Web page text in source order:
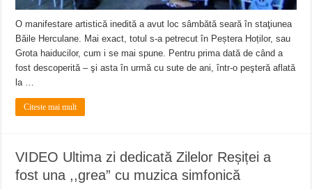
O manifestare artistică inedită a avut loc sâmbătă seară în staţiunea
Băile Herculane. Mai exact, totul s-a petrecut în Peștera Hoților, sau
Grota haiducilor, cum i se mai spune. Pentru prima dată de când a
fost descoperită – şi asta în urmă cu sute de ani, într-o peşteră aflată
la …
Citeste mai mult
VIDEO Ultima zi dedicată Zilelor Reșiței a
fost una ,,grea” cu muzica simfonică